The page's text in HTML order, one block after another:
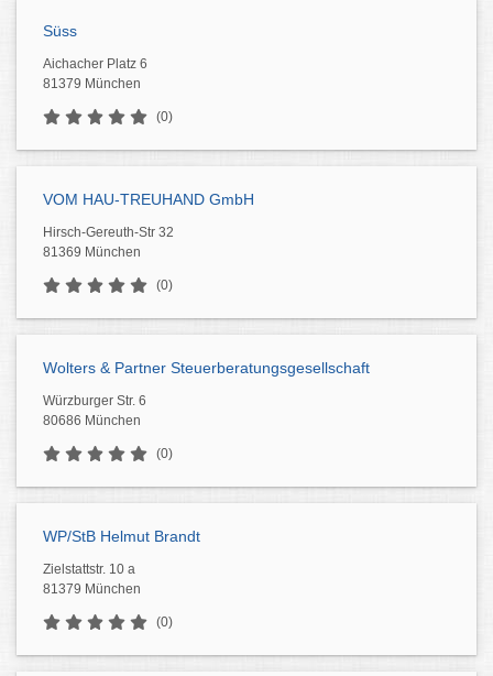
Süss
Aichacher Platz 6
81379 München
(0)
VOM HAU-TREUHAND GmbH
Hirsch-Gereuth-Str 32
81369 München
(0)
Wolters & Partner Steuerberatungsgesellschaft
Würzburger Str. 6
80686 München
(0)
WP/StB Helmut Brandt
Zielstattstr. 10 a
81379 München
(0)